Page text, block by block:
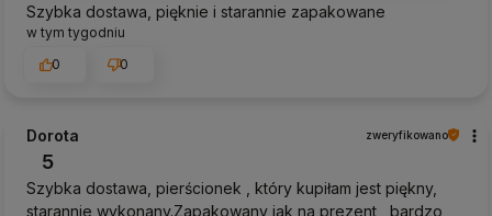
Szybka dostawa, pięknie i starannie zapakowane
w tym tygodniu
0
0
Dorota zweryfikowano
5
Szybka dostawa, pierścionek , który kupiłam jest piękny,
starannie wykonany.Zapakowany jak na prezent , bardzo